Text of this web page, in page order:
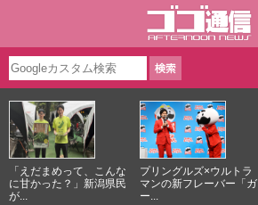
「えだまめって、こんな
に甘かった？」新潟県民
が...
プリングルズ×ウルトラ
マンの新フレーバー「ガ
ー...